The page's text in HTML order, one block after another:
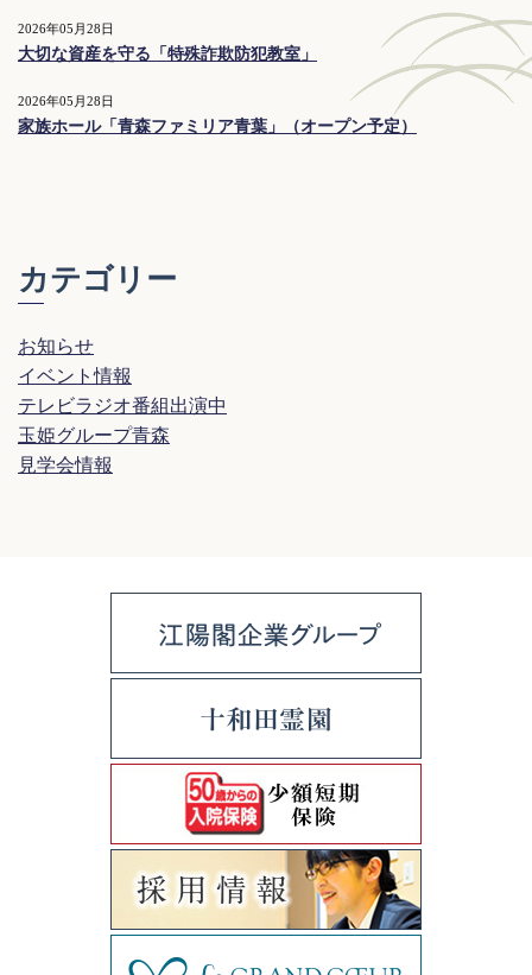
2026年05月28日
大切な資産を守る「特殊詐欺防犯教室」
2026年05月28日
家族ホール「青森ファミリア青葉」（オープン予定）
カテゴリー
お知らせ
イベント情報
テレビラジオ番組出演中
玉姫グループ青森
見学会情報